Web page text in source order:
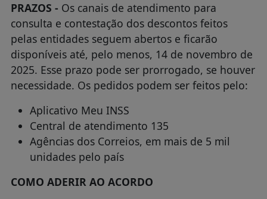
PRAZOS - Os canais de atendimento para
consulta e contestação dos descontos feitos
pelas entidades seguem abertos e ficarão
disponíveis até, pelo menos, 14 de novembro de
2025. Esse prazo pode ser prorrogado, se houver
necessidade. Os pedidos podem ser feitos pelo:
Aplicativo Meu INSS
Central de atendimento 135
Agências dos Correios, em mais de 5 mil
unidades pelo país
COMO ADERIR AO ACORDO